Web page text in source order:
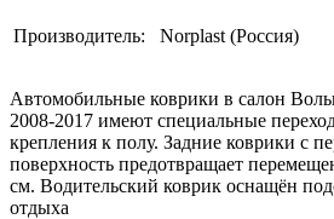
Производитель: Norplast (Россия)
Автомобильные коврики в салон
2008-2017 имеют специальные
крепления к полу. Задние коврики с
поверхность предотвращает
см. Водительский коврик оснащён
отдыха